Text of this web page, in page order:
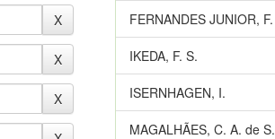
FERNANDES JUNIOR, F.
IKEDA, F. S.
ISERNHAGEN, I.
MAGALHÃES, C. A. de S.